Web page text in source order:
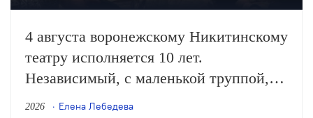
4 августа воронежскому Никитинскому
театру исполняется 10 лет.
Независимый, с маленькой труппой,
он все очевиднее становится
2026
Елена Лебедева